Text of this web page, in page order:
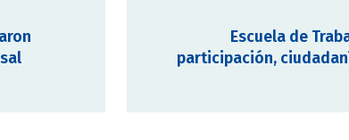
Escuela de
participación,